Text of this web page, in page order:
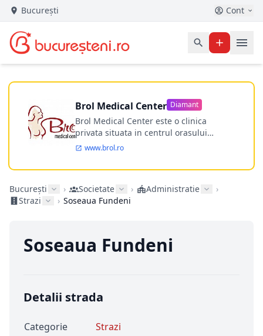
București Cont
Brol Medical Center Diamant
Brol Medical Center este o clinica
privata situata in centrul orasului
Timisoara avand o experienta de
Incepand din anul 2009 clinica isi
ultramodern.
www.brol.ro
București › Societate › Administratie
›
Strazi
› Soseaua Fundeni
Soseaua Fundeni
Detalii strada
Categorie Strazi